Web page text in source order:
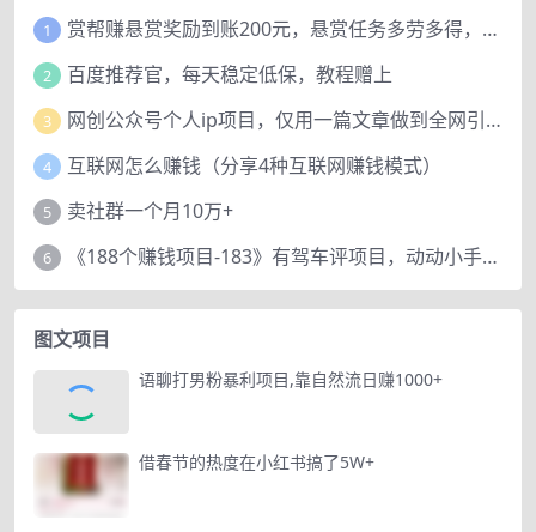
1 赏帮赚悬赏奖励到账200元，悬赏任务多劳多得，人人可做。
2 百度推荐官，每天稳定低保，教程赠上
3 网创公众号个人ip项目，仅用一篇文章做到全网引流！
4 互联网怎么赚钱（分享4种互联网赚钱模式）
5 卖社群一个月10万+
6 《188个赚钱项目-183》有驾车评项目，动动小手，复制粘贴赚44元！
图文项目
语聊打男粉暴利项目,靠自然流日赚1000+
借春节的热度在小红书搞了5W+